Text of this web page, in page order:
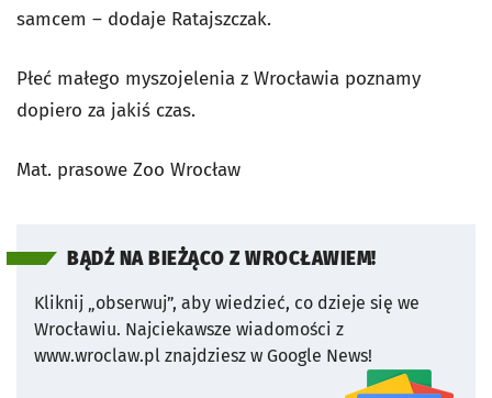
samcem – dodaje Ratajszczak.
Płeć małego myszojelenia z Wrocławia poznamy
dopiero za jakiś czas.
Mat. prasowe Zoo Wrocław
BĄDŹ NA BIEŻĄCO Z WROCŁAWIEM!
Kliknij „obserwuj”, aby wiedzieć, co dzieje się we
Wrocławiu. Najciekawsze wiadomości z
www.wroclaw.pl znajdziesz w Google News!